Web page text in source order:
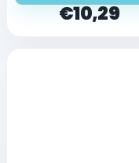
€10,29